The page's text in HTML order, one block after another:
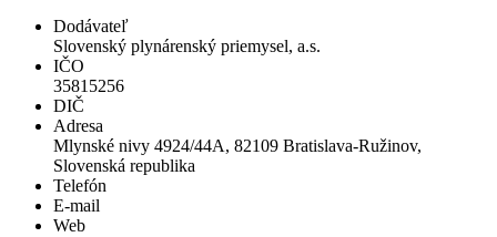
Dodávateľ
Slovenský plynárenský priemysel, a.s.
IČO
35815256
DIČ
Adresa
Mlynské nivy 4924/44A, 82109 Bratislava-Ružinov,
Slovenská republika
Telefón
E-mail
Web